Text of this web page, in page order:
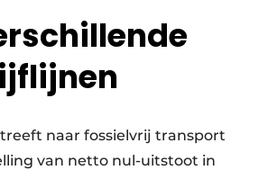
naar fossielvrij transport
van netto nul-uitstoot in